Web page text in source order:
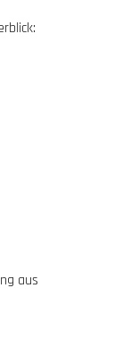
aus